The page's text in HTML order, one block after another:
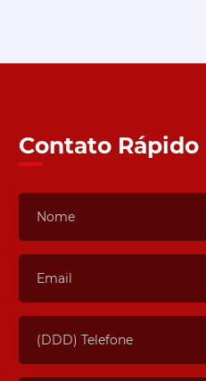
Contato Rápido